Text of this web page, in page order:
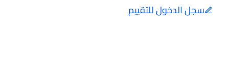
سجل الدخول للتقييم